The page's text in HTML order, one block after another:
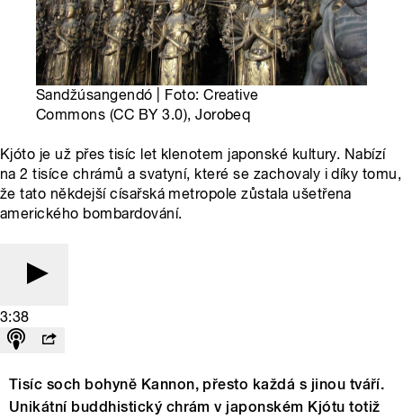
Sandžúsangendó | Foto: Creative
Commons (CC BY 3.0), Jorobeq
Kjóto je už přes tisíc let klenotem japonské kultury. Nabízí
na 2 tisíce chrámů a svatyní, které se zachovaly i díky tomu,
že tato někdejší císařská metropole zůstala ušetřena
amerického bombardování.
3:38
Tisíc soch bohyně Kannon, přesto každá s jinou tváří.
Unikátní buddhistický chrám v japonském Kjótu totiž